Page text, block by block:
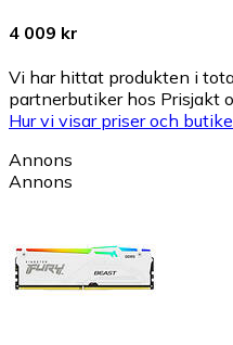
4 009 kr
Vi har hittat produkten i
partnerbutiker hos Prisjakt
Hur vi visar priser och
Annons
Annons